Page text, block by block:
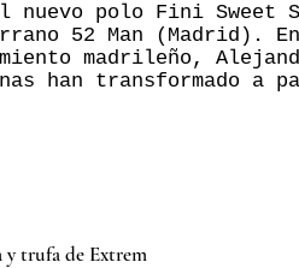
nuevo polo Fini Sweet
52 Man (Madrid).
madrileño,
han transformado a
y trufa de Extrem